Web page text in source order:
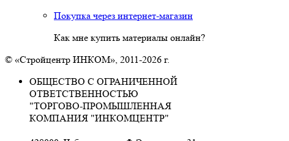
Покупка через интернет-магазин
Как мне купить материалы онлайн?
© «Стройцентр ИНКОМ», 2011-2026 г.
ОБЩЕСТВО С ОГРАНИЧЕННОЙ
ОТВЕТСТВЕННОСТЬЮ
"ТОРГОВО-ПРОМЫШЛЕННАЯ
КОМПАНИЯ "ИНКОМЦЕНТР"